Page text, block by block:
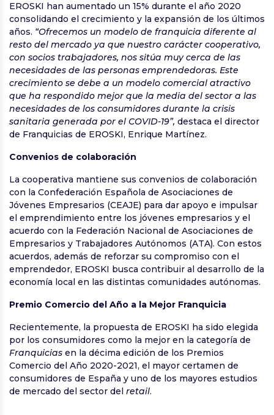
EROSKI han aumentado un 15% durante el año 2020
consolidando el crecimiento y la expansión de los últimos
años. “Ofrecemos un modelo de franquicia diferente al
resto del mercado ya que nuestro carácter cooperativo,
con socios trabajadores, nos sitúa muy cerca de las
necesidades de las personas emprendedoras. Este
crecimiento se debe a un modelo comercial atractivo
que ha respondido mejor que la media del sector a las
necesidades de los consumidores durante la crisis
sanitaria generada por el COVID-19”, destaca el director
de Franquicias de EROSKI, Enrique Martínez.
Convenios de colaboración
La cooperativa mantiene sus convenios de colaboración
con la Confederación Española de Asociaciones de
Jóvenes Empresarios (CEAJE) para dar apoyo e impulsar
el emprendimiento entre los jóvenes empresarios y el
acuerdo con la Federación Nacional de Asociaciones de
Empresarios y Trabajadores Autónomos (ATA). Con estos
acuerdos, además de reforzar su compromiso con el
emprendedor, EROSKI busca contribuir al desarrollo de la
economía local en las distintas comunidades autónomas.
Premio Comercio del Año a la Mejor Franquicia
Recientemente, la propuesta de EROSKI ha sido elegida
por los consumidores como la mejor en la categoría de
Franquicias en la décima edición de los Premios
Comercio del Año 2020-2021, el mayor certamen de
consumidores de España y uno de los mayores estudios
de mercado del sector del retail.